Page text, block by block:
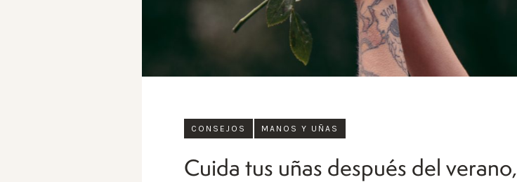
CONSEJOS MANOS Y UÑAS
Cuida tus uñas después del verano,